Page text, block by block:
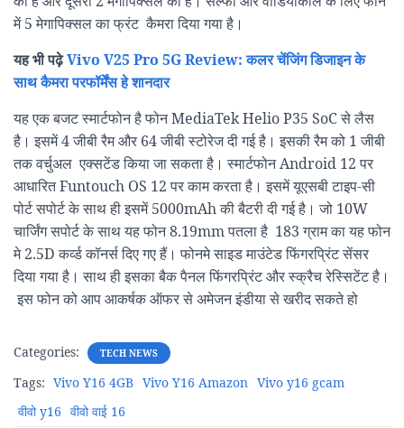
में 5 मेगापिक्सल का फ्रंट कैमरा दिया गया है।
यह भी पढ़ेVivo V25 Pro 5G Review: कलर चेंजिंग डिजाइन के
साथ कैमरा परफॉर्मेंस हे शानदार
यह एक बजट स्मार्टफोन है फोन MediaTek Helio P35 SoC से लैस
है। इसमें 4 जीबी रैम और 64 जीबी स्टोरेज दी गई है। इसकी रैम को 1 जीबी
तक वर्चुअल एक्सटेंड किया जा सकता है। स्मार्टफोन Android 12 पर
आधारित Funtouch OS 12 पर काम करता है। इसमें यूएसबी टाइप-सी
पोर्ट सपोर्ट के साथ ही इसमें 5000mAh की बैटरी दी गई है। जो 10W
चार्जिंग सपोर्ट के साथ यह फोन 8.19mm पतला है 183 ग्राम का यह फोन
मे 2.5D कर्व्ड कॉनर्स दिए गए हैं। फोनमे साइड माउंटेड फिंगरप्रिंट सेंसर
दिया गया है। साथ ही इसका बैक पैनल फिंगरप्रिंट और स्क्रैच रेस्सिटेंट है।
इस फोन को आप आकर्षक ऑफर से अमेजन इंडीया से खरीद सकते हो
Categories: TECH NEWS
Tags: Vivo Y16 4GB Vivo Y16 Amazon Vivo y16 gcam
वीवो y16 वीवो वाई 16